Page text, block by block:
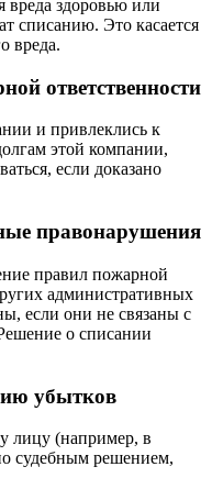
вреда здоровью или
списанию. Это касается
вреда.
ответственности
и привлеклись к
этой компании,
если доказано
правонарушения
правил пожарной
административных
если они не связаны с
о списании
убытков
лицу (например, в
судебным решением,